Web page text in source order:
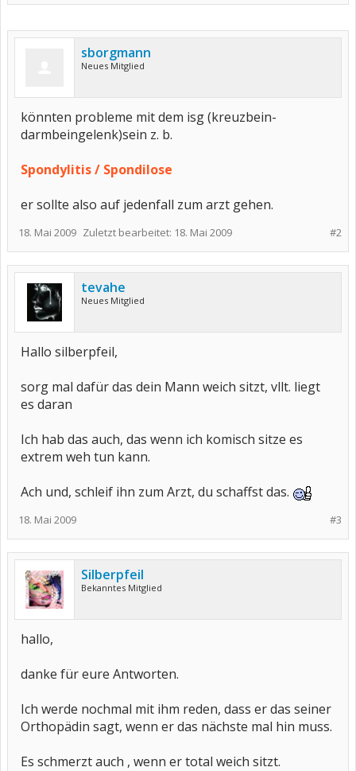
sborgmann
Neues Mitglied
könnten probleme mit dem isg (kreuzbein-
darmbeingelenk)sein z. b.
Spondylitis / Spondilose
er sollte also auf jedenfall zum arzt gehen.
#2
18. Mai 2009 Zuletzt bearbeitet: 18. Mai 2009
tevahe
Neues Mitglied
Hallo silberpfeil,
sorg mal dafür das dein Mann weich sitzt, vllt. liegt
es daran
Ich hab das auch, das wenn ich komisch sitze es
extrem weh tun kann.
Ach und, schleif ihn zum Arzt, du schaffst das.
#3
18. Mai 2009
Silberpfeil
Bekanntes Mitglied
hallo,
danke für eure Antworten.
Ich werde nochmal mit ihm reden, dass er das seiner
Orthopädin sagt, wenn er das nächste mal hin muss.
Es schmerzt auch , wenn er total weich sitzt.